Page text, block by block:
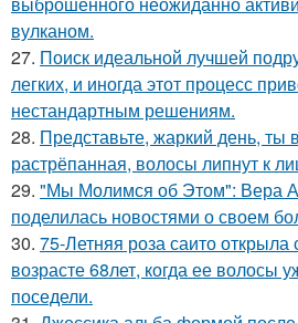
вулканом.
27. Поиск идеальной лучшей
легких, и иногда этот процесс
нестандартным решениям.
28. Представьте, жаркий день, ты
растрёпанная, волосы липнут к
29. "Мы Молимся об Этом": Вера
поделилась новостями о своем
30. 75-Летняя роза саито открыла
возрасте 68лет, когда ее волосы
поседели.